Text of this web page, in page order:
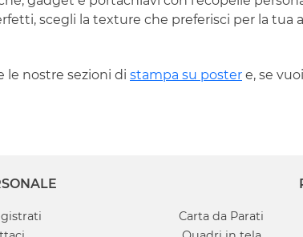
scegli la texture che preferisci per la tua
le nostre sezioni di stampa su poster e, se
Carta da Parati